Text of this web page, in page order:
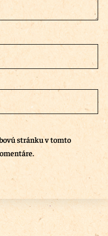
stránku v tomto